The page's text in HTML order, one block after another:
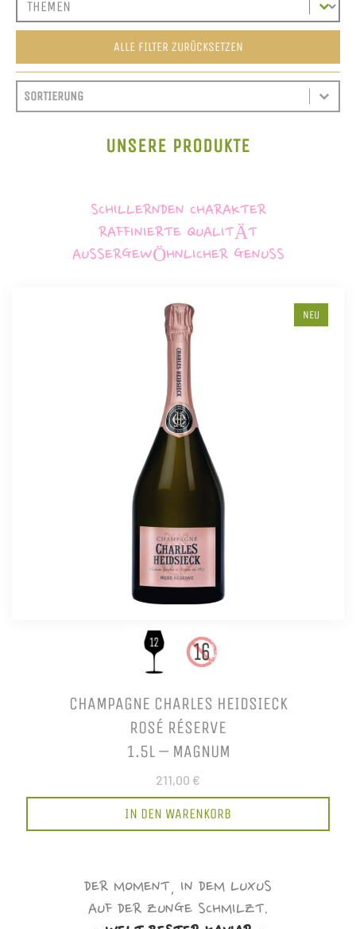
ALLE FILTER ZURÜCKSETZEN
SORTIEREN
SORT CONTENT
SORT CONTENT
UNSERE PRODUKTE
SCHILLERNDEN CHARAKTER
RAFFINIERTE QUALITÄT
AUSSERGEWÖHNLICHER GENUSS
NEU
CHAMPAGNE CHARLES HEIDSIECK
ROSÉ RÉSERVE
1.5L – MAGNUM
211,00 €
IN DEN WARENKORB
DER MOMENT, IN DEM LUXUS
AUF DER ZUNGE SCHMILZT.